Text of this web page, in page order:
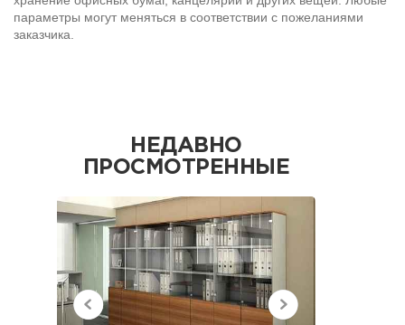
параметры могут меняться в соответствии с пожеланиями
заказчика.
НЕДАВНО
ПРОСМОТРЕННЫЕ